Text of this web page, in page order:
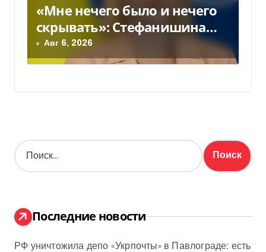
«Мне нечего было и нечего
скрывать»: Стефанишина
прокомментировала новое
подозрение
Авг 6, 2026
Н
а
:
Последние новости
РФ уничтожила депо «Укрпочты» в Павлограде: есть